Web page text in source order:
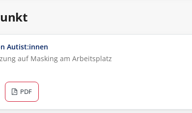
Autist:innen
auf Masking am Arbeitsplatz
PDF